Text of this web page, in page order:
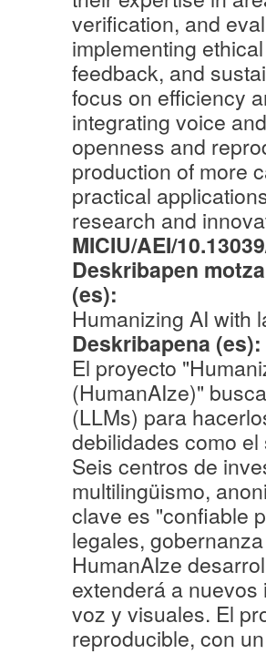
verification, and
implementing
feedback, and
focus on efficiency
integrating voice
openness and
production of more
practical
research and
MICIU/AEI/
Deskribapen
(es):
Humanizing AI with
Deskribapena (es):
El proyecto
(HumanAIze)"
(LLMs) para
debilidades como
Seis centros de
multilingüismo,
clave es "confiable
legales,
HumanAIze
extenderá a
voz y visuales. El
reproducible, con